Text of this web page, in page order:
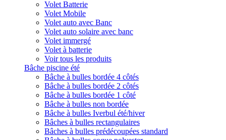
Volet Batterie
Volet Mobile
Volet auto avec Banc
Volet auto solaire avec banc
Volet immergé
Volet à batterie
Voir tous les produits
Bâche piscine été
Bâche à bulles bordée 4 côtés
Bâche à bulles bordée 2 côtés
Bâche à bulles bordée 1 côté
Bâche à bulles non bordée
Bâche à bulles Iverbul été/hiver
Bâches à bulles rectangulaires
Bâches à bulles prédécoupées standard